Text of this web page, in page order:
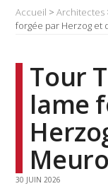
Accueil >Architectes
forgée par Herzog et
Tour
lame
30 JUIN 2026